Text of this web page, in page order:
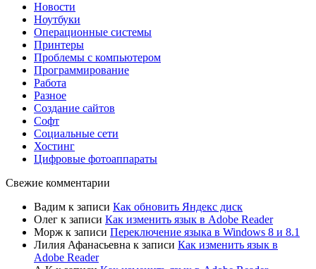
Новости
Ноутбуки
Операционные системы
Принтеры
Проблемы с компьютером
Программирование
Работа
Разное
Создание сайтов
Софт
Социальные сети
Хостинг
Цифровые фотоаппараты
Свежие комментарии
Вадим к записи Как обновить Яндекс диск
Олег к записи Как изменить язык в Adobe Reader
Морж к записи Переключение языка в Windows 8 и 8.1
Лилия Афанасьевна к записи Как изменить язык в
Adobe Reader